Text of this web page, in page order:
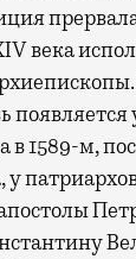
века
появляется
в 1589-м,